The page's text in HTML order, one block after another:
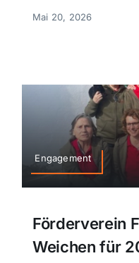
Mai 20, 2026
Engagement
Förderverein
Weichen für